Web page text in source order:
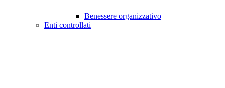
Benessere organizzativo
Enti controllati